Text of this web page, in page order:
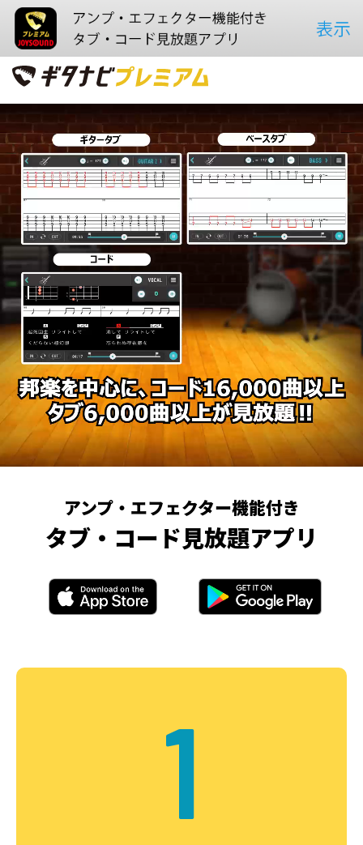
アンプ・エフェクター機能付き
タブ・コード見放題アプリ
1